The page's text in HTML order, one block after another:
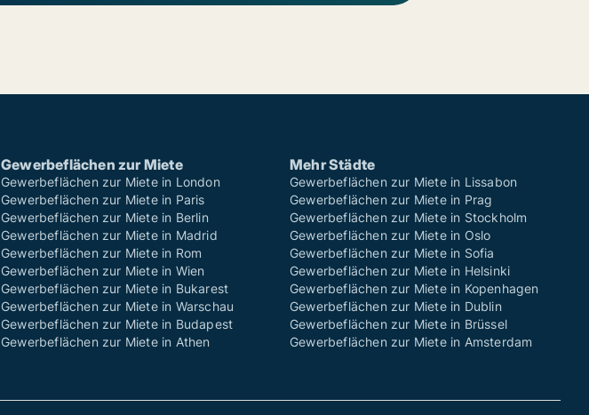
Gewerbeflächen zur Miete
Gewerbeflächen zur Miete in London
Gewerbeflächen zur Miete in Paris
Gewerbeflächen zur Miete in Berlin
Gewerbeflächen zur Miete in Madrid
Gewerbeflächen zur Miete in Rom
Gewerbeflächen zur Miete in Wien
Gewerbeflächen zur Miete in Bukarest
Gewerbeflächen zur Miete in Warschau
Gewerbeflächen zur Miete in Budapest
Gewerbeflächen zur Miete in Athen
Mehr Städte
Gewerbeflächen zur Miete in Lissabon
Gewerbeflächen zur Miete in Prag
Gewerbeflächen zur Miete in Stockholm
Gewerbeflächen zur Miete in Oslo
Gewerbeflächen zur Miete in Sofia
Gewerbeflächen zur Miete in Helsinki
Gewerbeflächen zur Miete in Kopenhagen
Gewerbeflächen zur Miete in Dublin
Gewerbeflächen zur Miete in Brüssel
Gewerbeflächen zur Miete in Amsterdam